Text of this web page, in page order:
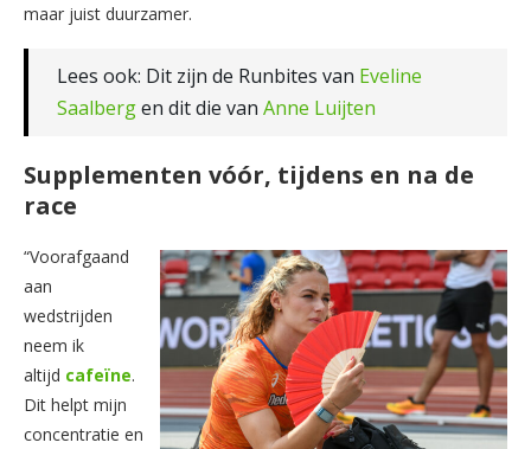
maar juist duurzamer.
Lees ook: Dit zijn de Runbites van Eveline
Saalbergen dit die van Anne Luijten
Supplementen vóór, tijdens en na de
race
“Voorafgaand
aan
wedstrijden
neem ik
altijd cafeïne.
Dit helpt mijn
concentratie en